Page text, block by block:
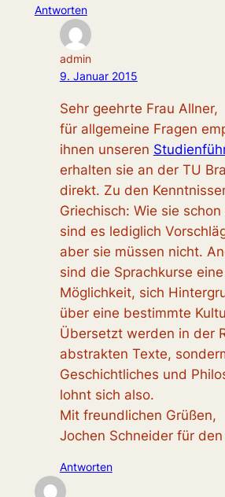
Antworten
admin
9. Januar 2015
Sehr geehrte Frau Allner,
für allgemeine Fragen
ihnen unseren
erhalten sie an der TU
direkt. Zu den
Griechisch: Wie sie
sind es lediglich
aber sie müssen nicht.
sind die Sprachkurse
Möglichkeit, sich
über eine bestimmte
Übersetzt werden in der
abstrakten Texte,
Geschichtliches und
lohnt sich also.
Mit freundlichen Grüßen,
Jochen Schneider für den
Antworten